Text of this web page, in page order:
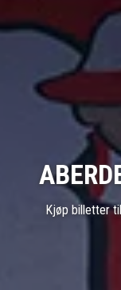
Kjøp billetter